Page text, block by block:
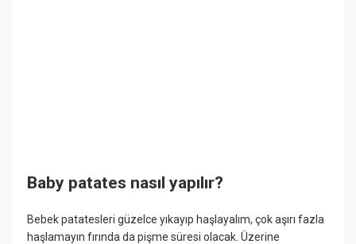
Baby patates nasıl yapılır?
Bebek patatesleri güzelce yıkayıp haşlayalım, çok aşırı fazla
haşlamayın fırında da pişme süresi olacak. Üzerine